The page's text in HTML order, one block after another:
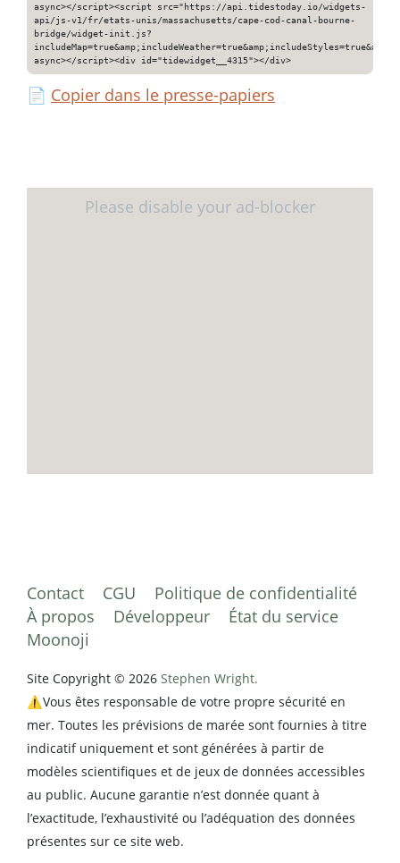
async></script><script src="https://api.tidestoday.io/widgets-
api/js-v1/fr/etats-unis/massachusetts/cape-cod-canal-bourne-
bridge/widget-init.js?
async></script><div id="tidewidget__4315"></div>
📄 Copier dans le presse-papiers
Contact CGU
Politique de confidentialité
À propos
Développeur
État du service
Moonoji
Site Copyright © 2026 Stephen Wright.
⚠️Vous êtes responsable de votre propre sécurité en
mer. Toutes les prévisions de marée sont fournies à titre
indicatif uniquement et sont générées à partir de
modèles scientifiques et de jeux de données accessibles
au public. Aucune garantie n’est donnée quant à
l’exactitude, l’exhaustivité ou l’adéquation des données
présentes sur ce site web.